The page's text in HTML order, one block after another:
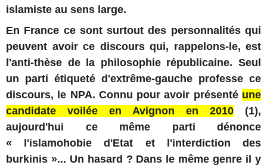
islamiste au sens large.
En France ce sont surtout des personnalités qui
peuvent avoir ce discours qui, rappelons-le, est
l'anti-thèse de la philosophie républicaine. Seul
un parti étiqueté d'extrême-gauche professe ce
discours, le NPA. Connu pour avoir présenté une
candidate voilée en Avignon en 2010 (1),
aujourd'hui ce même parti dénonce
« l'islamohobie d'Etat et l'interdiction des
burkinis »... Un hasard ? Dans le même genre il y